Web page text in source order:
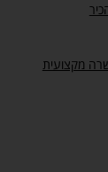
מקצועית